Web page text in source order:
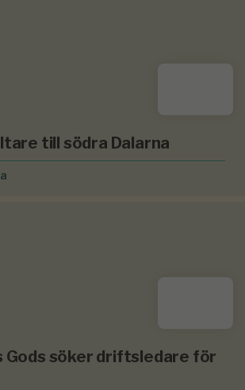
till södra Dalarna
Gods söker driftsledare för